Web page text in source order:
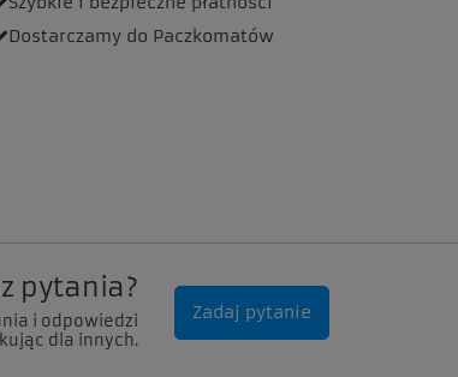
Dostarczamy do Paczkomatów
pytania?
i odpowiedzi
dla innych.
Zadaj pytanie